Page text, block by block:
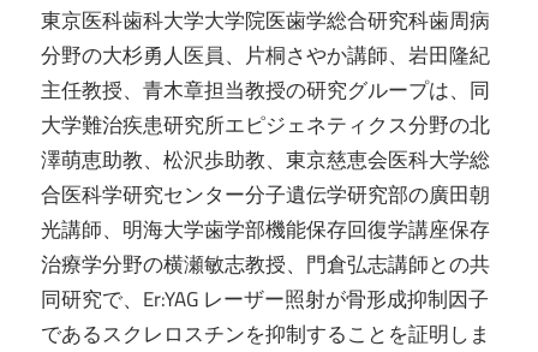
東京医科歯科大学大学院医歯学総合研究科歯周病
分野の大杉勇人医員、片桐さやか講師、岩田隆紀
主任教授、青木章担当教授の研究グループは、同
大学難治疾患研究所エピジェネティクス分野の北
澤萌恵助教、松沢歩助教、東京慈恵会医科大学総
合医科学研究センター分子遺伝学研究部の廣田朝
光講師、明海大学歯学部機能保存回復学講座保存
治療学分野の横瀬敏志教授、門倉弘志講師との共
同研究で、Er:YAG レーザー照射が骨形成抑制因子
であるスクレロスチンを抑制することを証明しま